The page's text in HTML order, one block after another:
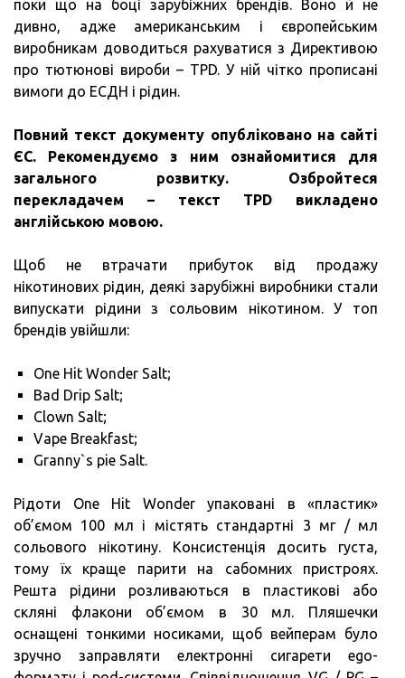
поки що на боці зарубіжних брендів. Воно й не
дивно, адже американським і європейським
виробникам доводиться рахуватися з Директивою
про тютюнові вироби – TPD. У ній чітко прописані
вимоги до ЕСДН і рідин.
Повний текст документу опубліковано на сайті
ЄС.
Рекомендуємо з ним ознайомитися для
загального розвитку.
Озбройтеся
перекладачем – текст TPD викладено
англійською мовою.
Щоб не втрачати прибуток від продажу
нікотинових рідин, деякі зарубіжні виробники стали
випускати рідини з сольовим нікотином. У топ
брендів увійшли:
One Hit Wonder Salt;
Bad Drip Salt;
Clown Salt;
Vape Breakfast;
Granny`s pie Salt.
Рідоти One Hit Wonder упаковані в «пластик»
об’ємом 100 мл і містять стандартні 3 мг / мл
сольового нікотину. Консистенція досить густа,
тому їх краще парити на сабомних пристроях.
Решта рідини розливаються в пластикові або
скляні флакони об’ємом в 30 мл. Пляшечки
оснащені тонкими носиками, щоб вейперам було
зручно заправляти електронні сигарети ego-